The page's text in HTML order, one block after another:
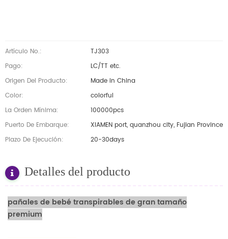
Artículo No.:
TJ303
Pago:
LC/TT etc.
Origen Del Producto:
Made in China
Color:
colorful
La Orden Mínima:
100000pcs
Puerto De Embarque:
XIAMEN port, quanzhou city, Fujian Province
Plazo De Ejecución:
20-30days
Detalles del producto
pañales de bebé transpirables de gran tamaño
premium